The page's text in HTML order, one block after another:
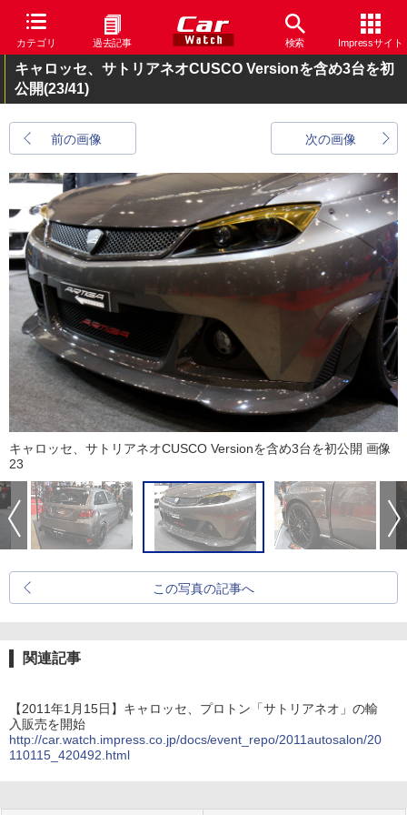
カテゴリ 過去記事 検索 Impressサイト
キャロッセ、サトリアネオCUSCO Versionを含め3台を初
公開(23/41)
前の画像 次の画像
キャロッセ、サトリアネオCUSCO Versionを含め3台を初公開 画像
23
この写真の記事へ
関連記事
【2011年1月15日】キャロッセ、プロトン「サトリアネオ」の輸
入販売を開始
http://car.watch.impress.co.jp/docs/event_repo/2011autosalon/20
110115_420492.html